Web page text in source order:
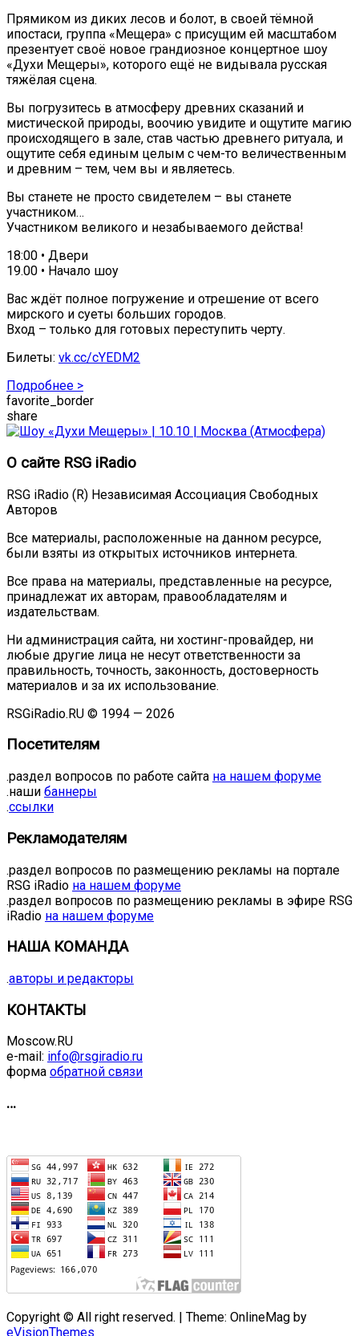
Прямиком из диких лесов и болот, в своей тёмной
ипостаси, группа «Мещера» с присущим ей масштабом
презентует своё новое грандиозное концертное шоу
«Духи Мещеры», которого ещё не видывала русская
тяжёлая сцена.
Вы погрузитесь в атмосферу древних сказаний и
мистической природы, воочию увидите и ощутите магию
происходящего в зале, став частью древнего ритуала, и
ощутите себя единым целым с чем-то величественным
и древним – тем, чем вы и являетесь.
Вы станете не просто свидетелем – вы станете
участником…
Участником великого и незабываемого действа!
18:00 • Двери
19.00 • Начало шоу
Вас ждёт полное погружение и отрешение от всего
мирского и суеты больших городов.
Вход – только для готовых переступить черту.
Билеты: vk.cc/cYEDM2
Подробнее >
favorite_border
share
О сайте RSG iRadio
RSG iRadio (R) Независимая Ассоциация Свободных
Авторов
Все материалы, расположенные на данном ресурсе,
были взяты из открытых источников интернета.
Все права на материалы, представленные на ресурсе,
принадлежат их авторам, правообладателям и
издательствам.
Ни администрация сайта, ни хостинг-провайдер, ни
любые другие лица не несут ответственности за
правильность, точность, законность, достоверность
материалов и за их использование.
RSGiRadio.RU © 1994 — 2026
Посетителям
.раздел вопросов по работе сайта на нашем форуме
.наши баннеры
.ссылки
Рекламодателям
.раздел вопросов по размещению рекламы на портале
RSG iRadio на нашем форуме
.раздел вопросов по размещению рекламы в эфире RSG
iRadio на нашем форуме
НАША КОМАНДА
.авторы и редакторы
КОНТАКТЫ
Moscow.RU
e-mail: info@rsgiradio.ru
форма обратной связи
…
Copyright © All right reserved. | Theme: OnlineMag by
eVisionThemes